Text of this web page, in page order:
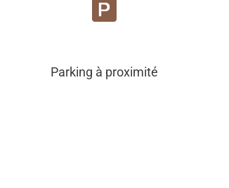
Parking à proximité